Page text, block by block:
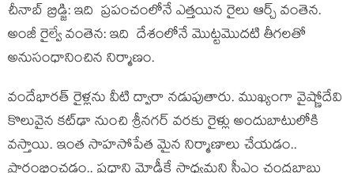
చీనాబ్ బ్రిడ్జి: ఇది ప్రపంచంలోనే ఎత్తయిన రైలు ఆర్చ్‌ వంతెన.
అంజీ రైల్వే వంతెన‌: ఇది దేశంలోనే మొట్టమొదటి తీగలతో
అనుసంధానించిన నిర్మాణం.
వందేభారత్‌ రైళ్లను వీటి ద్వారా న‌డుపుతారు. ముఖ్యంగా వైష్ణోదేవి
కొలువైన కట్‌ఢా నుంచి శ్రీనగర్‌ వరకు రైళ్లు అందుబాటులోకి
వ‌స్తాయి. ఇంత సాహ‌సోపేత మైన నిర్మాణాలు చేయ‌డం..